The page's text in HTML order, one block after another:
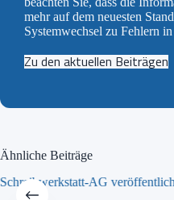
mehr auf dem neuesten
Systemwechsel zu Fehlern
Zu den aktuellen Beiträgen
Ähnliche Beiträge
Schreibwerkstatt-AG